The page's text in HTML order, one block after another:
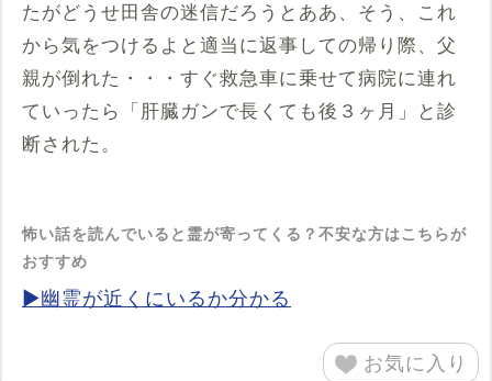
たがどうせ田舎の迷信だろうとああ、そう、これ
から気をつけるよと適当に返事しての帰り際、父
親が倒れた・・・すぐ救急車に乗せて病院に連れ
ていったら「肝臓ガンで長くても後３ヶ月」と診
断された。
怖い話を読んでいると霊が寄ってくる？不安な方はこちらが
おすすめ
▶幽霊が近くにいるか分かる
お気に入り